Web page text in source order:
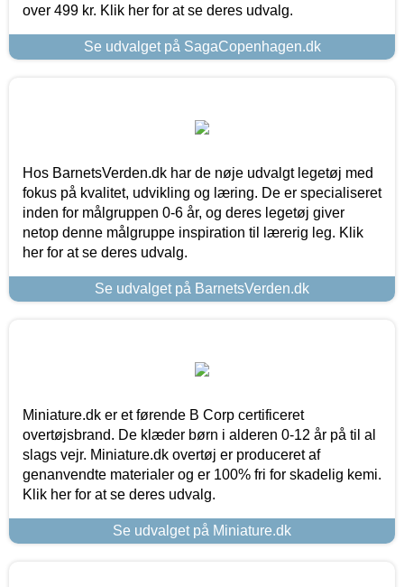
over 499 kr. Klik her for at se deres udvalg.
Se udvalget på SagaCopenhagen.dk
Hos BarnetsVerden.dk har de nøje udvalgt legetøj med
fokus på kvalitet, udvikling og læring. De er specialiseret
inden for målgruppen 0-6 år, og deres legetøj giver
netop denne målgruppe inspiration til lærerig leg. Klik
her for at se deres udvalg.
Se udvalget på BarnetsVerden.dk
Miniature.dk er et førende B Corp certificeret
overtøjsbrand. De klæder børn i alderen 0-12 år på til al
slags vejr. Miniature.dk overtøj er produceret af
genanvendte materialer og er 100% fri for skadelig kemi.
Klik her for at se deres udvalg.
Se udvalget på Miniature.dk